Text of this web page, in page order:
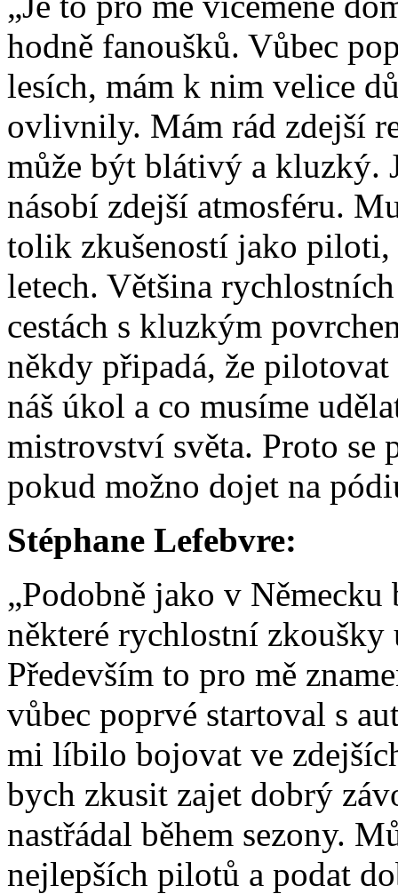
hodně fanoušků. Vůbec
lesích, mám k nim velice
ovlivnily. Mám rád zdejší
může být blátivý a kluzký.
násobí zdejší atmosféru.
tolik zkušeností jako
letech. Většina
cestách s kluzkým
někdy připadá, že
náš úkol a co musíme
mistrovství světa. Proto se
pokud možno dojet na
Stéphane Lefebvre:
„Podobně jako v
některé rychlostní zkoušky
Především to pro mě
vůbec poprvé startoval s
mi líbilo bojovat ve
bych zkusit zajet dobrý
nastřádal během sezony.
nejlepších pilotů a podat